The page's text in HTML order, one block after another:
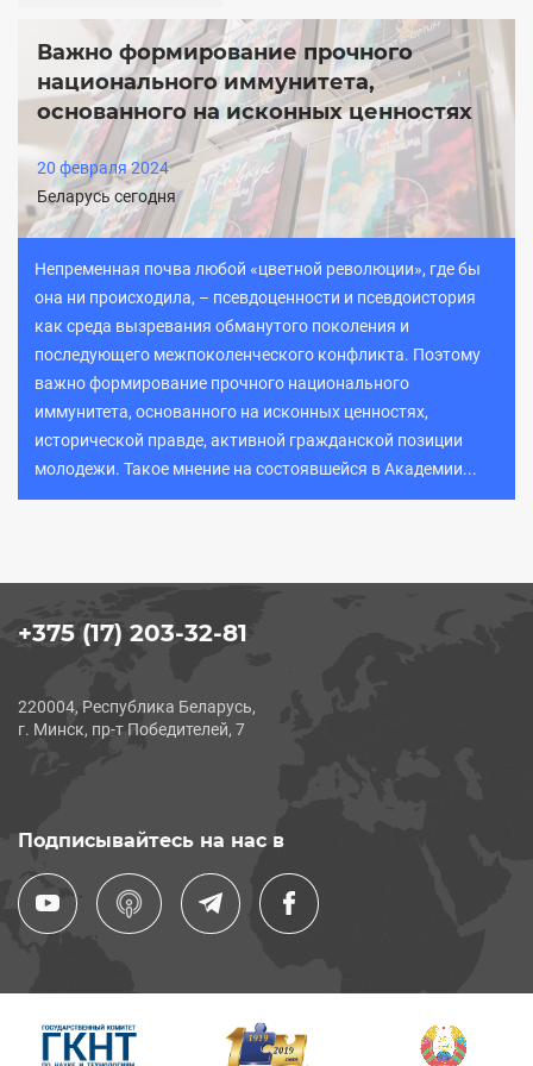
Важно формирование прочного
национального иммунитета,
основанного на исконных ценностях
20 февраля 2024
Беларусь сегодня
Непременная почва любой «цветной революции», где бы
она ни происходила, – псевдоценности и псевдоистория
как среда вызревания обманутого поколения и
последующего межпоколенческого конфликта. Поэтому
важно формирование прочного национального
иммунитета, основанного на исконных ценностях,
исторической правде, активной гражданской позиции
молодежи. Такое мнение на состоявшейся в Академии...
+375 (17) 203-32-81
220004, Республика Беларусь,
г. Минск, пр-т Победителей, 7
Подписывайтесь на нас в